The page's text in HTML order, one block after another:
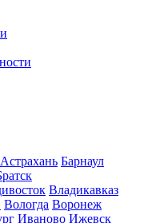
Астрахань Барнаул
Владикавказ
Вологда Воронеж
Иваново Ижевск